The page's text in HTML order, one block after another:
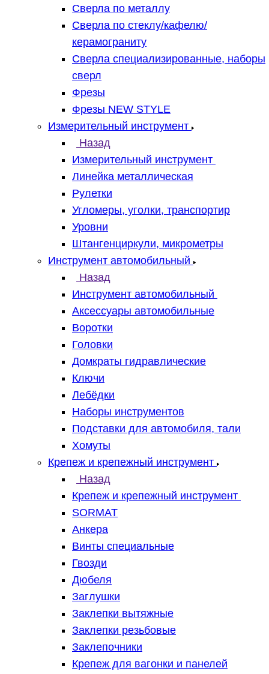
Сверла по металлу
Сверла по стеклу/кафелю/
керамограниту
Сверла специализированные, наборы
сверл
Фрезы
Фрезы NEW STYLE
Измерительный инструмент
Назад
Измерительный инструмент
Линейка металлическая
Рулетки
Угломеры, уголки, транспортир
Уровни
Штангенциркули, микрометры
Инструмент автомобильный
Назад
Инструмент автомобильный
Аксессуары автомобильные
Воротки
Головки
Домкраты гидравлические
Ключи
Лебёдки
Наборы инструментов
Подставки для автомобиля, тали
Хомуты
Крепеж и крепежный инструмент
Назад
Крепеж и крепежный инструмент
SORMAT
Анкера
Винты специальные
Гвозди
Дюбеля
Заглушки
Заклепки вытяжные
Заклепки резьбовые
Заклепочники
Крепеж для вагонки и панелей